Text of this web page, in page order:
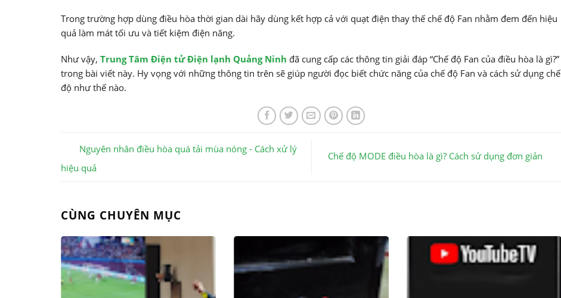
Trong trường hợp dùng điều hòa thời gian dài hãy dùng kết hợp cả với quạt điện thay thế chế độ Fan nhằm đem đến hiệu
quả làm mát tối ưu và tiết kiệm điện năng.
Như vậy, Trung Tâm Điện tử Điện lạnh Quảng Ninh đã cung cấp các thông tin giải đáp “Chế độ Fan của điều hòa là gì?”
trong bài viết này. Hy vọng với những thông tin trên sẽ giúp người đọc biết chức năng của chế độ Fan và cách sử dụng chế
độ như thế nào.
Nguyên nhân điều hòa quá tải mùa nóng - Cách xử lý
hiệu quả
Chế độ MODE điều hòa là gì? Cách sử dụng đơn giản
CÙNG CHUYÊN MỤC